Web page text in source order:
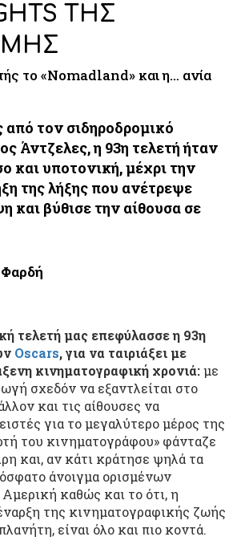
ΤΗΣ
το «Nomadland» και η… ανία
τον σιδηροδρομικό
Άντζελες, η 93η τελετή ήταν
και υποτονική, μέχρι την
της λήξης που ανέτρεψε
και βύθισε την αίθουσα σε
τελετή μας επεφύλασσε η 93η
Oscars, για να ταιριάξει με
κινηματογραφική χρονιά:με
σχεδόν να εξαντλείται στο
και τις αίθουσες να
για το μεγαλύτερο μέρος της
του κινηματογράφου» φάνταζε
και, αν κάτι κράτησε ψηλά τα
άνοιγμα ορισμένων
καθώς και το ότι, η
της κινηματογραφικής ζωής
είναι όλο και πιο κοντά.